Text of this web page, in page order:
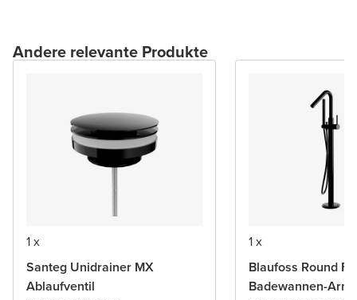
Andere relevante Produkte
1 x
Santeg Unidrainer MX
Ablaufventil
1 x
Blaufoss Round
Badewannen-